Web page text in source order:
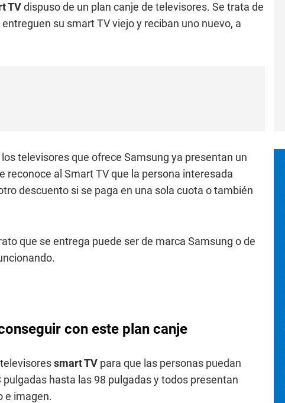
TVdispuso de un plan canje de televisores. Se trata de
su smart TV viejo y reciban uno nuevo, a
televisores que ofrece Samsung ya presentan un
reconoce al Smart TV que la persona interesada
descuento si se paga en una sola cuota o también
que se entrega puede ser de marca Samsung o de
con este plan canje
smart TV para que las personas puedan
hasta las 98 pulgadas y todos presentan
e imagen.